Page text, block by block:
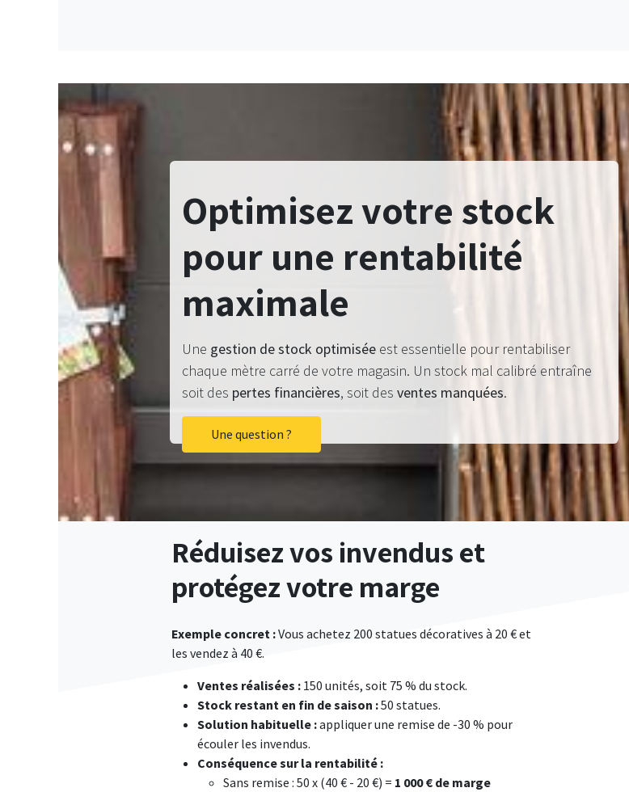
Optimisez votre stock
pour une rentabilité
maximale
Une gestion de stock optimiséeest essentielle pour rentabiliser
chaque mètre carré de votre magasin. Un stock mal calibré entraîne
soit des pertes financières, soit des ventes manquées.
Une question ?
Réduisez vos invendus et
protégez votre marge
Exemple concret :Vous achetez 200 statues décoratives à 20 € et
les vendez à 40 €.
Ventes réalisées : 150 unités, soit 75 % du stock.
Stock restant en fin de saison :50 statues.
Solution habituelle :appliquer une remise de -30 % pour
écouler les invendus.
Conséquence sur la rentabilité :
Sans remise : 50 x (40 € - 20 €) = 1 000 € de marge